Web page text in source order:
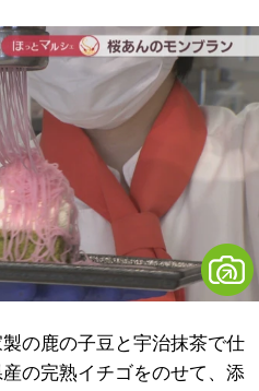
の鹿の子豆と宇治抹茶で仕
の完熟イチゴをのせて、添